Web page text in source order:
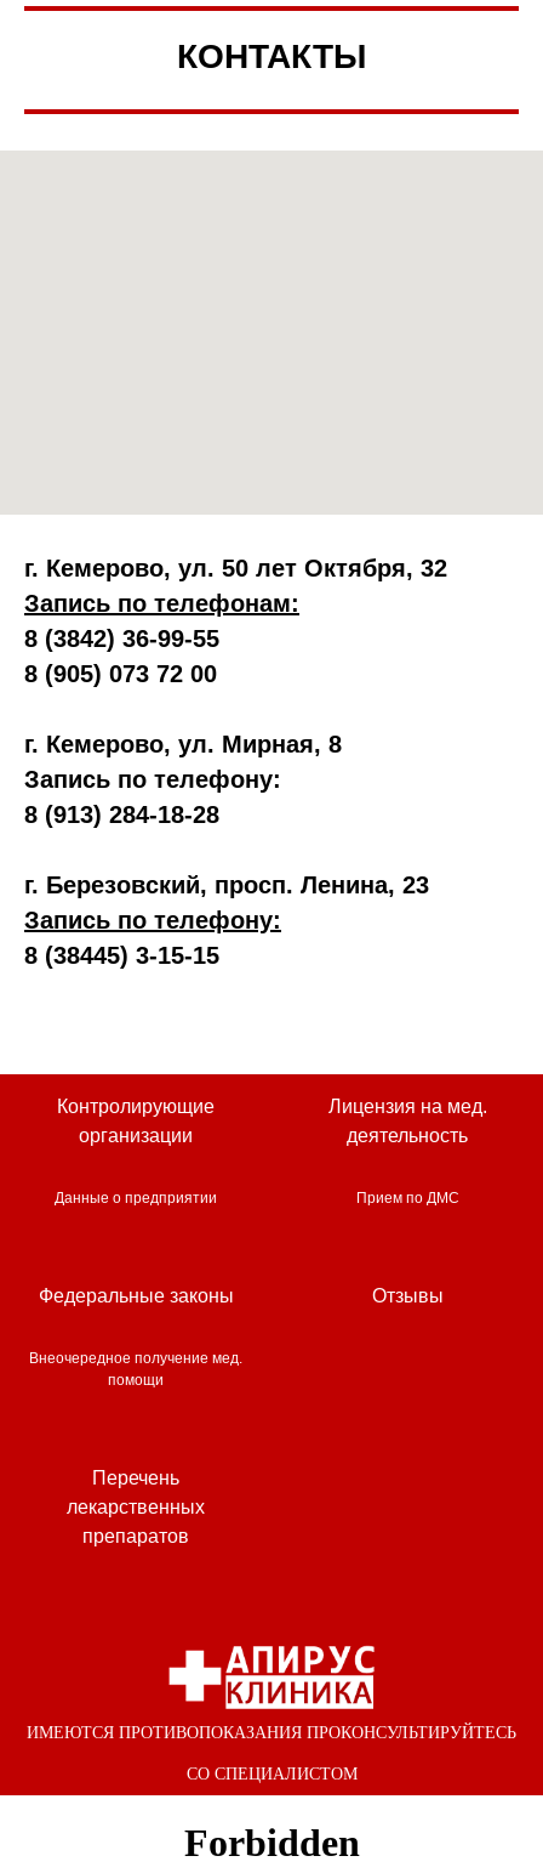
КОНТАКТЫ
г. Кемерово, ул. 50 лет Октября, 32
Запись по телефонам:
8 (3842) 36-99-55
8 (905) 073 72 00
г. Кемерово, ул. Мирная, 8
Запись по телефону:
8 (913) 284-18-28
г. Березовский, просп. Ленина, 23
Запись по телефону:
8 (38445) 3-15-15
Контролирующие
организации
Лицензия на мед.
деятельность
Данные о предприятии Прием по ДМС
Федеральные законы Отзывы
Внеочередное получение мед.
помощи
Перечень
лекарственных
препаратов
ИМЕЮТСЯ ПРОТИВОПОКАЗАНИЯ ПРОКОНСУЛЬТИРУЙТЕСЬ
СО СПЕЦИАЛИСТОМ